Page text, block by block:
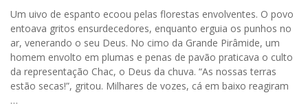
Um uivo de espanto ecoou pelas florestas envolventes. O povo
entoava gritos ensurdecedores, enquanto erguia os punhos no
ar, venerando o seu Deus. No cimo da Grande Pirâmide, um
homem envolto em plumas e penas de pavão praticava o culto
da representação Chac, o Deus da chuva. “As nossas terras
estão secas!”, gritou. Milhares de vozes, cá em baixo reagiram
…